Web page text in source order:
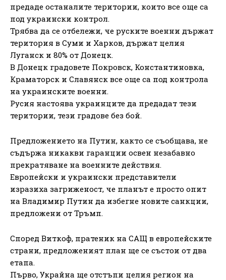
предаде останалите територии, които все още са
под украински контрол.
Трябва да се отбележи, че руските военни държат
територия в Суми и Харков, държат целия
Луганск и 80% от Донецк.
В Донецк градовете Покровск, Константиновка,
Краматорск и Славянск все още са под контрола
на украинските военни.
Русия настоява украинците да предадат тези
територии, тези градове без бой.
Предложението на Путин, както се съобщава, не
съдържа никакви гаранции освен незабавно
прекратяване на военните действия.
Европейски и украински представители
изразиха загриженост, че планът е просто опит
на Владимир Путин да избегне новите санкции,
предложени от Тръмп.
Според Виткоф, пратеник на САЩ в европейските
страни, предложеният план ще се състои от два
етапа.
Първо, Украйна ще отстъпи целия регион на